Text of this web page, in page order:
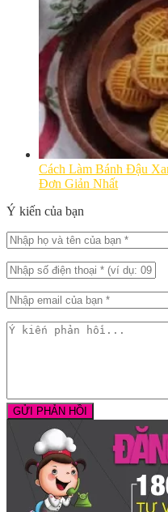
Cách Làm Bánh Đậu
Đơn Giản Nhất
Ý kiến của bạn